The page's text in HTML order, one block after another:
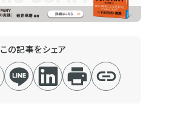
この記事をシェア